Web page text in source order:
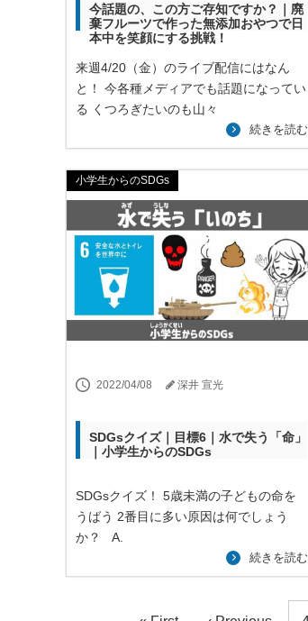
今話題の、この方ご存知ですか？｜廃
棄フルーツで作った無添加おやつで日
本中を笑顔にする挑戦！
来週4/20（金）のライブ配信にはなん
と！ 今各種メディアでも話題になってい
る くつろぎたいのも山々
続きを読む
小学生からのSDGs
2022/04/08 深井 宣光
SDGsクイズ｜目標6｜水で失う「命」
｜小学生からのSDGs
SDGsクイズ！ 5歳未満の子どもの命を
うばう 2番目に多い原因は何でしょう
か？ A.
続きを読む